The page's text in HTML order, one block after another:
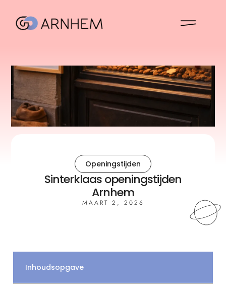
Openingstijden
Sinterklaas openingstijden
Arnhem
MAART 2, 2026
Inhoudsopgave